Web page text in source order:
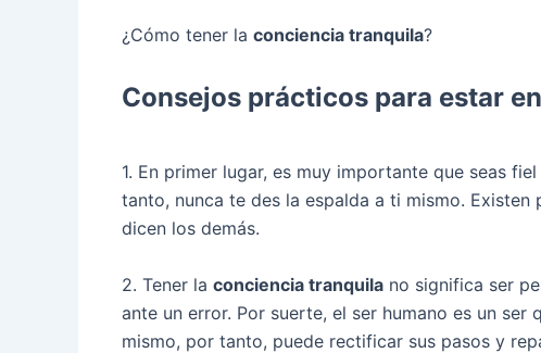
¿Cómo tener la conciencia tranquila?
Consejos prácticos para estar
1. En primer lugar, es muy importante que seas
tanto, nunca te des la espalda a ti mismo.
dicen los demás.
2. Tener la conciencia tranquila no significa ser
ante un error. Por suerte, el ser humano es un
mismo, por tanto, puede rectificar sus pasos y